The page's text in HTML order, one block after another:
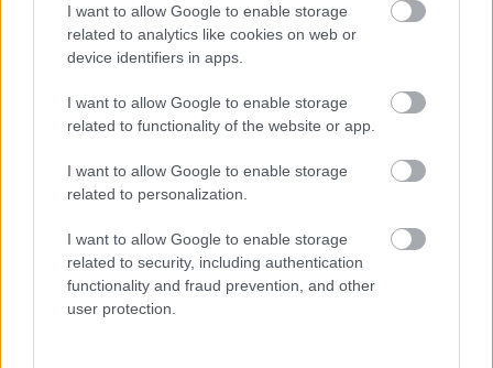
I want to allow Google to enable storage
related to analytics like cookies on web or
device identifiers in apps.
I want to allow Google to enable storage
related to functionality of the website or app.
I want to allow Google to enable storage
related to personalization.
I want to allow Google to enable storage
related to security, including authentication
functionality and fraud prevention, and other
user protection.
Egyre többen helyezkednek el az IT